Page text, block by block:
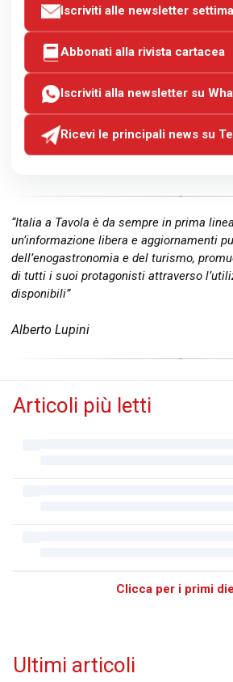
Iscriviti alle newsletter
Abbonati alla rivista cartacea
Iscriviti alla newsletter su
Ricevi le principali news su
“Italia a Tavola è da sempre in prima
un’informazione libera e aggiornamenti
dell’enogastronomia e del turismo,
di tutti i suoi protagonisti attraverso
disponibili”
Alberto Lupini
Articoli più letti
Clicca per i primi
Ultimi articoli